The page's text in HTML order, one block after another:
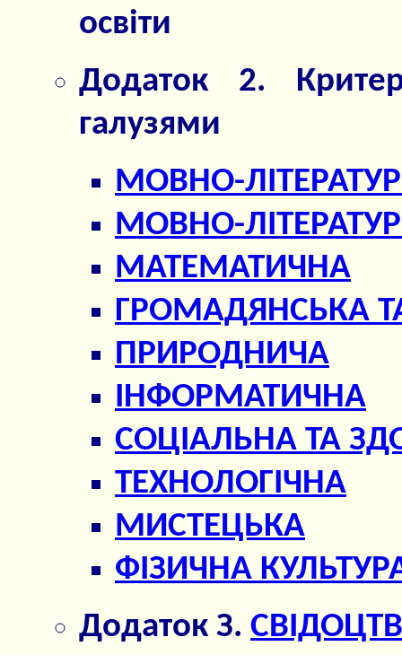
освіти
Додаток 2.
галузями
МОВНО-
МОВНО-
МАТЕМАТИЧНА
ГРОМАДЯНСЬКА
ПРИРОДНИЧА
ІНФОРМАТИЧНА
СОЦІАЛЬНА ТА
ТЕХНОЛОГІЧНА
МИСТЕЦЬКА
ФІЗИЧНА
Додаток З.